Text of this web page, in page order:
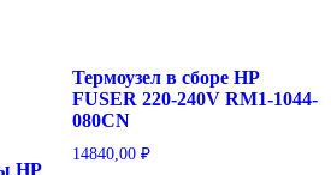
HP
Термоузел в сборе HP
FUSER 220-240V RM1-1044-
080CN
14840,00 ₽